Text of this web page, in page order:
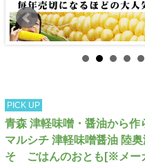
PICK UP
青森 津軽味噌・醤油から
マルシチ 津軽味噌醤油 陸
そ ごはんのおとも[※メー